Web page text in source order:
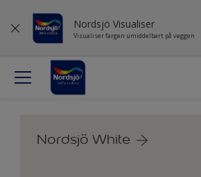
Nordsjö Visualiser
Visualiser fargen umiddelbart på veggen
Nordsjö White